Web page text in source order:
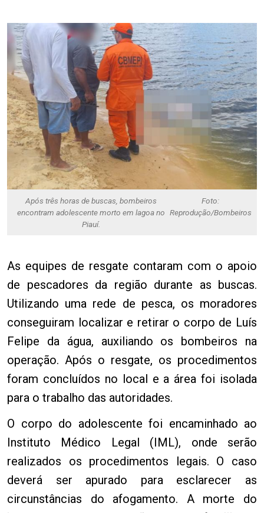
Após três horas de buscas, bombeiros
encontram adolescente morto em lagoa no
Piauí.
Foto:
Reprodução/Bombeiros
As equipes de resgate contaram com o apoio
de pescadores da região durante as buscas.
Utilizando uma rede de pesca, os moradores
conseguiram localizar e retirar o corpo de Luís
Felipe da água, auxiliando os bombeiros na
operação. Após o resgate, os procedimentos
foram concluídos no local e a área foi isolada
para o trabalho das autoridades.
O corpo do adolescente foi encaminhado ao
Instituto Médico Legal (IML), onde serão
realizados os procedimentos legais. O caso
deverá ser apurado para esclarecer as
circunstâncias do afogamento. A morte do